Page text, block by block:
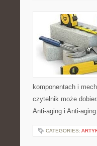
komponentach i
czytelnik może
Anti-aging i Anti-
CATEGORIES: